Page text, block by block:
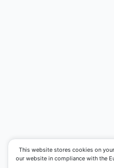
This website stores cookies on
our website in compliance with the